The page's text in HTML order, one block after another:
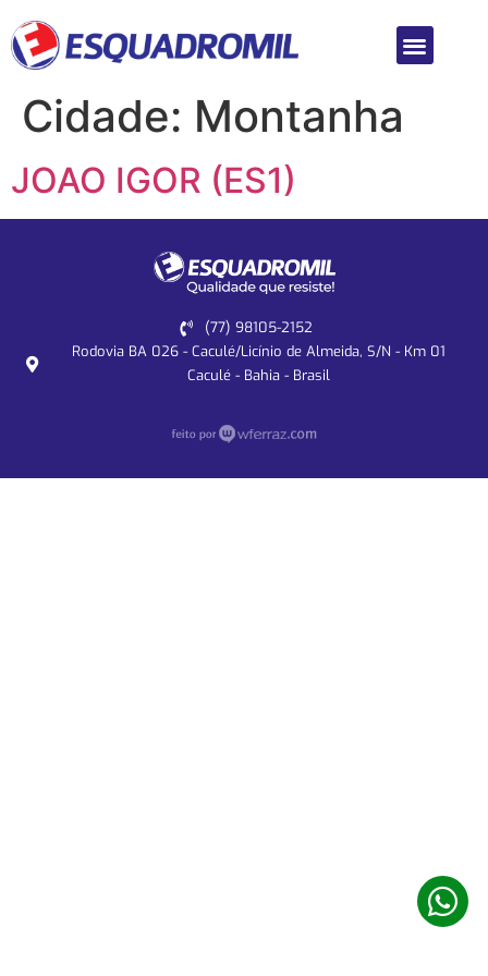
Cidade: Montanha
JOAO IGOR (ES1)
(77) 98105-2152
Rodovia BA 026 - Caculé/Licínio de Almeida, S/N - Km 01
Caculé - Bahia - Brasil